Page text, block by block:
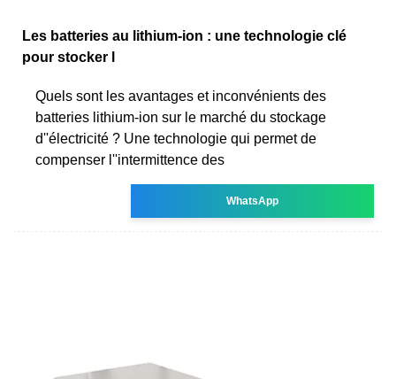
Les batteries au lithium-ion : une technologie clé
pour stocker l
Quels sont les avantages et inconvénients des
batteries lithium-ion sur le marché du stockage
d''électricité ? Une technologie qui permet de
compenser l''intermittence des
WhatsApp